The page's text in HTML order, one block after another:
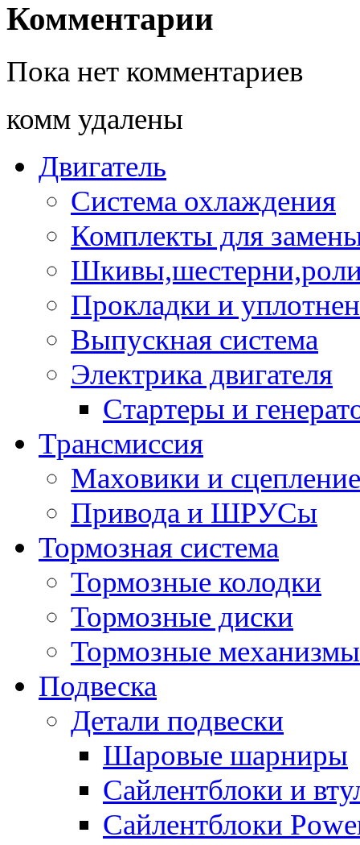
Комментарии
Пока нет комментариев
комм удалены
Двигатель
Система охлаждения
Комплекты для
Прокладки и
Выпускная система
Электрика двигателя
Стартеры и
Трансмиссия
Маховики и сцепление
Привода и ШРУСы
Тормозная система
Тормозные колодки
Тормозные диски
Тормозные механизмы
Подвеска
Детали подвески
Шаровые шарниры
Сайлентблоки и
Сайлентблоки